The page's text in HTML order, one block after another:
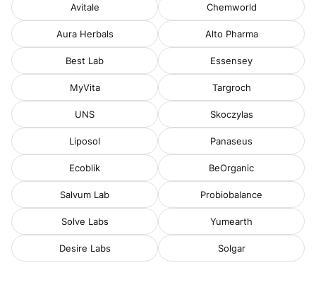
Avitale Chemworld
Aura Herbals Alto Pharma
Best Lab Essensey
MyVita Targroch
UNS Skoczylas
Liposol Panaseus
Ecoblik BeOrganic
Salvum Lab Probiobalance
Solve Labs Yumearth
Desire Labs Solgar